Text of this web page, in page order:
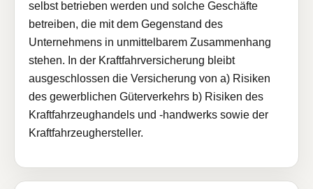
selbst betrieben werden und solche Geschäfte
betreiben, die mit dem Gegenstand des
Unternehmens in unmittelbarem Zusammenhang
stehen. In der Kraftfahrversicherung bleibt
ausgeschlossen die Versicherung von a) Risiken
des gewerblichen Güterverkehrs b) Risiken des
Kraftfahrzeughandels und -handwerks sowie der
Kraftfahrzeughersteller.